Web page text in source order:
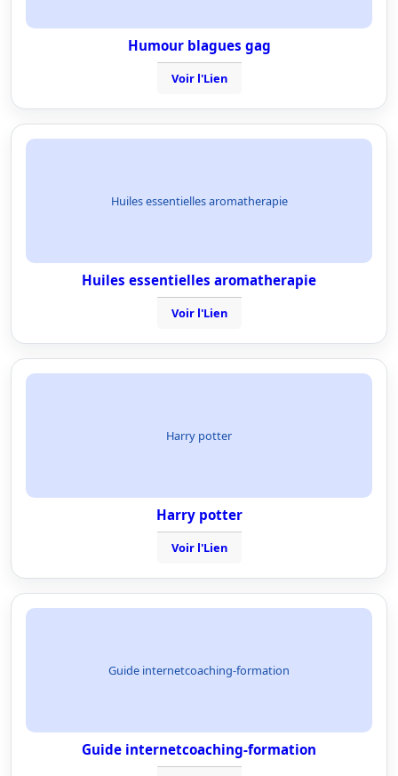
Humour blagues gag
Voir l'Lien
Huiles essentielles aromatherapie
Huiles essentielles aromatherapie
Voir l'Lien
Harry potter
Harry potter
Voir l'Lien
Guide internetcoaching-formation
Guide internetcoaching-formation